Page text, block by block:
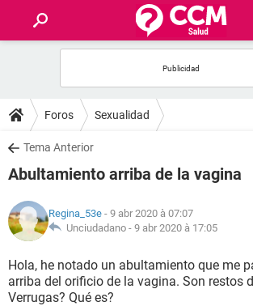
FORUMS
SALUD
NUTRICIÓN
BIENESTAR
Foros Sexualidad
Tema Anterior
Abultamiento arriba de la vagina
Regina_53e - 9 abr 2020 à 07:07
Unciudadano - 9 abr 2020 à 17:05
Hola, he notado un abultamiento que me
arriba del orificio de la vagina. Son restos
Verrugas? Qué es?